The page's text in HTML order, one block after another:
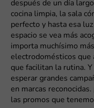
después de un día
cocina limpia, la sala
perfecto y hasta esa
espacio se vea más
importa muchísimo
electrodomésticos que
que facilitan la rutina.
esperar grandes
en marcas
las promos que